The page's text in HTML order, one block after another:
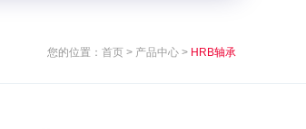
您的位置： 首页 > 产品中心 > HRB轴承